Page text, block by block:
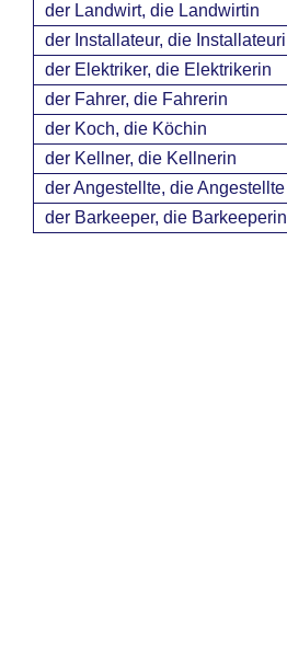
der Landwirt, die Landwirtin
der Installateur, die
der Elektriker, die Elektrikerin
der Fahrer, die Fahrerin
der Koch, die Köchin
der Kellner, die Kellnerin
der Angestellte, die Angestellte
der Barkeeper, die Barkeeperin